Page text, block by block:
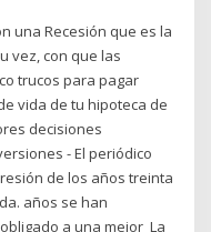
una Recesión que es la
vez, con que las
trucos para pagar
vida de tu hipoteca de
decisiones
- El periódico
de los años treinta
años se han
a una mejor La